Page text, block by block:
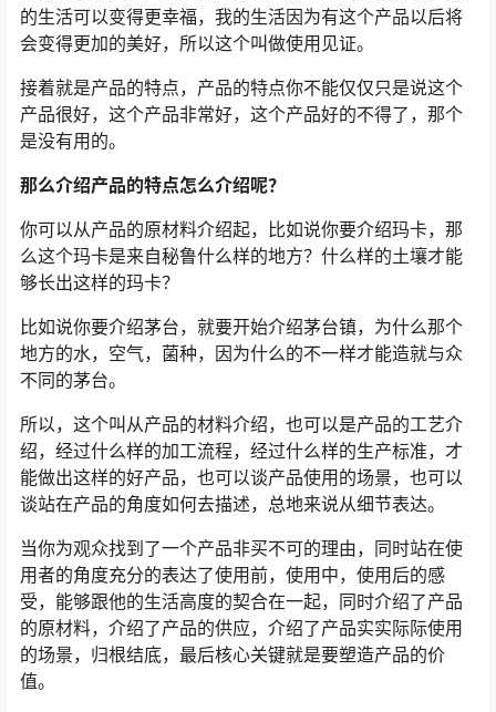
的生活可以变得更幸福，我的生活因为有这个产品以后将
会变得更加的美好，所以这个叫做使用见证。
接着就是产品的特点，产品的特点你不能仅仅只是说这个
产品很好，这个产品非常好，这个产品好的不得了，那个
是没有用的。
那么介绍产品的特点怎么介绍呢？
你可以从产品的原材料介绍起，比如说你要介绍玛卡，那
么这个玛卡是来自秘鲁什么样的地方？什么样的土壤才能
够长出这样的玛卡？
比如说你要介绍茅台，就要开始介绍茅台镇，为什么那个
地方的水，空气，菌种，因为什么的不一样才能造就与众
不同的茅台。
所以，这个叫从产品的材料介绍，也可以是产品的工艺介
绍，经过什么样的加工流程，经过什么样的生产标准，才
能做出这样的好产品，也可以谈产品使用的场景，也可以
谈站在产品的角度如何去描述，总地来说从细节表达。
当你为观众找到了一个产品非买不可的理由，同时站在使
用者的角度充分的表达了使用前，使用中，使用后的感
受，能够跟他的生活高度的契合在一起，同时介绍了产品
的原材料，介绍了产品的供应，介绍了产品实实际际使用
的场景，归根结底，最后核心关键就是要塑造产品的价
值。